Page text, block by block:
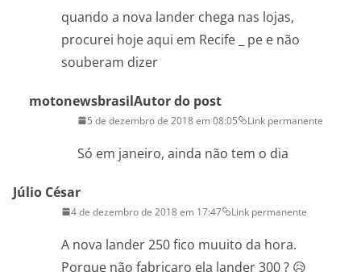
quando a nova lander chega nas lojas,
procurei hoje aqui em Recife _ pe e não
souberam dizer
motonewsbrasilAutor do post
5 de dezembro de 2018 em 08:05 Link permanente
Só em janeiro, ainda não tem o dia
Júlio César
4 de dezembro de 2018 em 17:47 Link permanente
A nova lander 250 fico muuito da hora.
Porque não fabricaro ela lander 300 ? 😥